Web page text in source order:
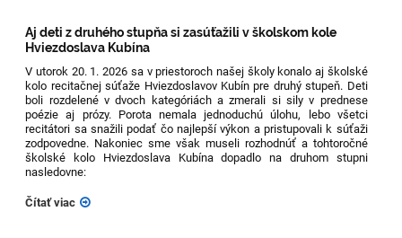
Aj deti z druhého stupňa si zasúťažili v školskom kole
Hviezdoslava Kubína
V utorok 20. 1. 2026 sa v priestoroch našej školy konalo aj školské
kolo recitačnej súťaže Hviezdoslavov Kubín pre druhý stupeň. Deti
boli rozdelené v dvoch kategóriách a zmerali si sily v prednese
poézie aj prózy. Porota nemala jednoduchú úlohu, lebo všetci
recitátori sa snažili podať čo najlepší výkon a pristupovali k súťaži
zodpovedne. Nakoniec sme však museli rozhodnúť a tohtoročné
školské kolo Hviezdoslava Kubína dopadlo na druhom stupni
nasledovne:
Čítať viac